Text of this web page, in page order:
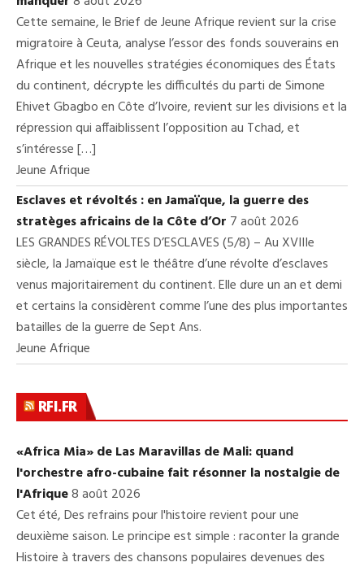
Cette semaine, le Brief de Jeune Afrique revient sur la crise
migratoire à Ceuta, analyse l’essor des fonds souverains en
Afrique et les nouvelles stratégies économiques des États
du continent, décrypte les difficultés du parti de Simone
Ehivet Gbagbo en Côte d’Ivoire, revient sur les divisions et la
répression qui affaiblissent l’opposition au Tchad, et
s’intéresse […]
Jeune Afrique
Esclaves et révoltés : en Jamaïque, la guerre des
stratèges africains de la Côte d’Or 7 août 2026
LES GRANDES RÉVOLTES D’ESCLAVES (5/8) – Au XVIIIe
siècle, la Jamaïque est le théâtre d’une révolte d’esclaves
venus majoritairement du continent. Elle dure un an et demi
et certains la considèrent comme l’une des plus importantes
batailles de la guerre de Sept Ans.
Jeune Afrique
RFI.FR
«Africa Mia» de Las Maravillas de Mali: quand
l'orchestre afro-cubaine fait résonner la nostalgie de
l'Afrique8 août 2026
Cet été, Des refrains pour l'histoire revient pour une
deuxième saison. Le principe est simple : raconter la grande
Histoire à travers des chansons populaires devenues des